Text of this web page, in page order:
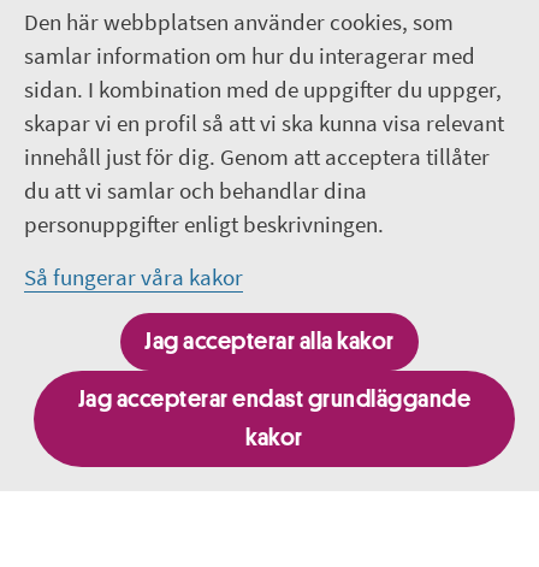
Den här webbplatsen använder cookies, som
samlar information om hur du interagerar med
sidan. I kombination med de uppgifter du uppger,
skapar vi en profil så att vi ska kunna visa relevant
innehåll just för dig. Genom att acceptera tillåter
du att vi samlar och behandlar dina
personuppgifter enligt beskrivningen.
Så fungerar våra kakor
Jag accepterar alla kakor
Jag accepterar endast grundläggande
kakor
Följ oss
Lediga jobb
Pressrum
Facebook
Jobba hos oss - Facebook